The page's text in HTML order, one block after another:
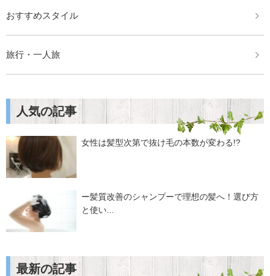
おすすめスタイル
旅行・一人旅
人気の記事
女性は髪型次第で抜け毛の本数が変わる!?
ー髪質改善のシャンプーで理想の髪へ！選び方
と使い...
最新の記事